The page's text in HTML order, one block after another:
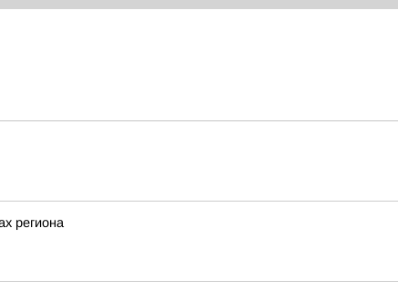
региона